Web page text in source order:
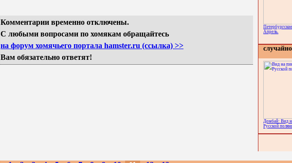
Комментарии временно отключены.
С любыми вопросами по хомякам обращайтесь
на форум хомячьего портала hamster.ru (ссылка) >>
Вам обязательно ответят!
Апрель.
Домбай: Вид
Русской